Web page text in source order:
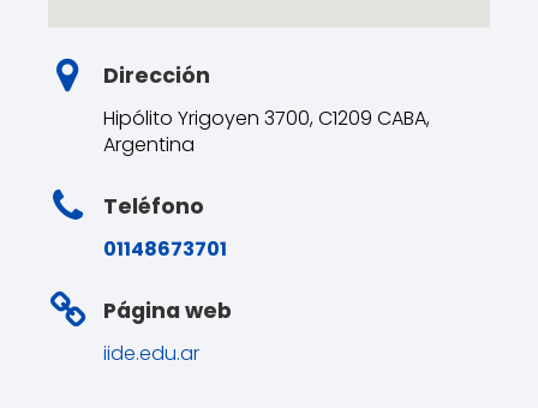
Dirección
Hipólito Yrigoyen 3700, C1209 CABA,
Argentina
Teléfono
01148673701
Página web
iide.edu.ar